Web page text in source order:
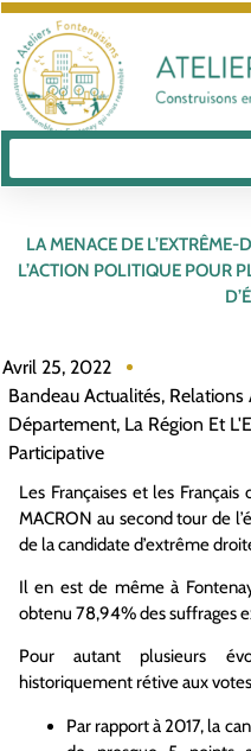
LA MENACE DE L’EXTRÊME-
L’ACTION POLITIQUE POUR
Avril 25, 2022
Bandeau Actualités, Relations
Département, La Région Et
Participative
Les Françaises et les
MACRON au second tour de
de la candidate d’extrême
Il en est de même à
obtenu 78,94% des suffrages
Pour autant plusieurs
historiquement rétive aux
Par rapport à 2017, la